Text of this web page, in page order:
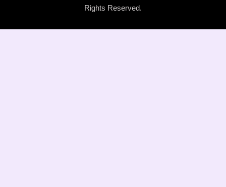
Rights Reserved.